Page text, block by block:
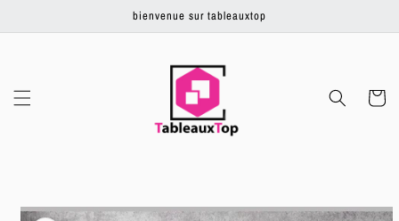
contenu
bienvenue sur tableauxtop
Panier
Passer aux